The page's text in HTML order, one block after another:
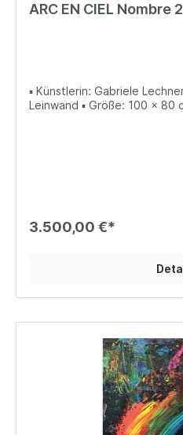
ARC EN CIEL Nombre 2
▪ Künstlerin: Gabriele
Leinwand ▪ Größe: 100 x 80
3.500,00 €*